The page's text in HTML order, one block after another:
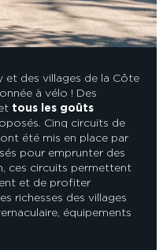
VIGNOBLES &
EPERNAY EN
DE L’AGGLO
ENFANTS À
D’EPERNAY
EN CHAMPAGNE
CHIEN
et des villages de la Côte
à vélo ! Des
tous les goûts
Cinq circuits de
été mis en place par
pour emprunter des
ces circuits permettent
et de profiter
richesses des villages
équipements